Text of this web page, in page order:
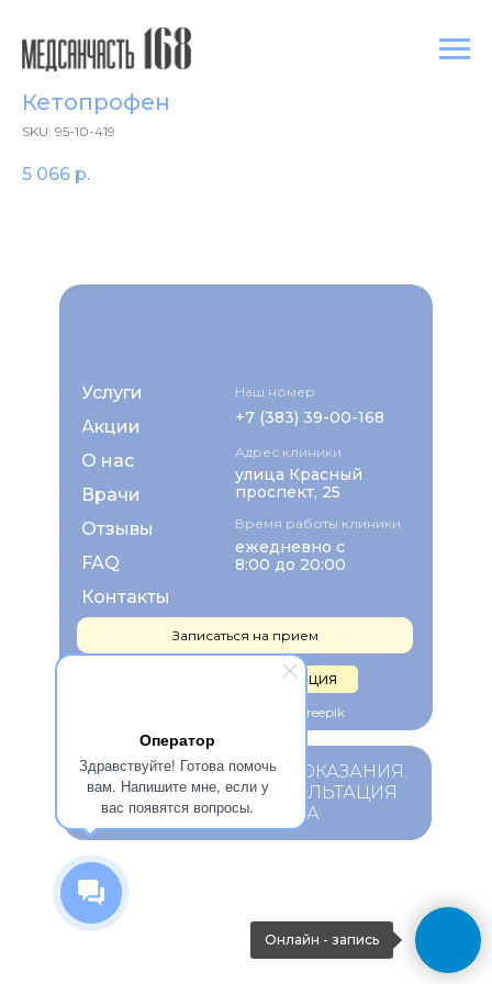
Оператор
Здравствуйте! Готова помочь
вам. Напишите мне, если у
вас появятся вопросы.
Кетопрофен
SKU: 95-10-419
5 066 р.
Услуги
Правовая информация
Акции
Врачи
О нас
+7 (383) 39-00-168
Отзывы
FAQ
Контакты
Наш номер
ежедневно с
8:00 до 20:00
Время работы клиники
Адрес клиники
улица Красный
проспект, 25
Записаться на прием
Изображения взяты с Freepik
ИМЕЮТСЯ ПРОТИВОПОКАЗАНИЯ.
НЕОБХОДИМА КОНСУЛЬТАЦИЯ
СПЕЦИАЛИСТА
Онлайн - запись